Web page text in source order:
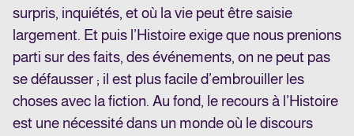
surpris, inquiétés, et où la vie peut être saisie
largement. Et puis l’Histoire exige que nous prenions
parti sur des faits, des événements, on ne peut pas
se défausser ; il est plus facile d’embrouiller les
choses avec la fiction. Au fond, le recours à l’Histoire
est une nécessité dans un monde où le discours